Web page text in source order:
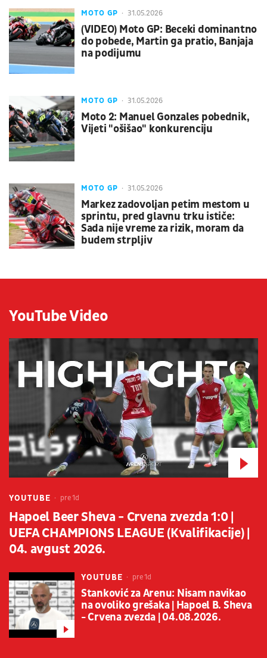
MOTO GP 31.05.2026
(VIDEO) Moto GP: Beceki dominantno
do pobede, Martin ga pratio, Banjaja
na podijumu
MOTO GP 31.05.2026
Moto 2: Manuel Gonzales pobednik,
Vijeti "ošišao" konkurenciju
MOTO GP 31.05.2026
Markez zadovoljan petim mestom u
sprintu, pred glavnu trku ističe:
Sada nije vreme za rizik, moram da
budem strpljiv
YouTube Video
YOUTUBE pre 1d
Hapoel Beer Sheva - Crvena zvezda 1:0 |
UEFA CHAMPIONS LEAGUE (Kvalifikacije) |
04. avgust 2026.
YOUTUBE pre 1d
Stanković za Arenu: Nisam navikao
na ovoliko grešaka | Hapoel B. Sheva
- Crvena zvezda | 04.08.2026.